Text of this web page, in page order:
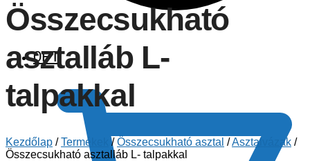
0FT
Összecsukható
asztalláb L-
talpakkal
Kezdőlap /Termékek /Összecsukható asztal /Asztalvázak /
Összecsukható asztalláb L- talpakkal